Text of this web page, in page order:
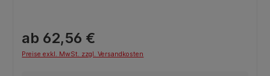
ab 62,56 €
Preise exkl. MwSt. zzgl. Versandkosten